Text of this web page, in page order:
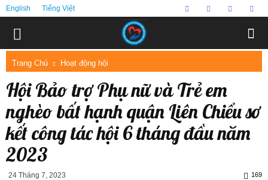
English Tiếng Việt
Trang Chủ Hoạt động hội
Hội Bảo trợ Phụ nữ và Trẻ em
nghèo bất hạnh quận Liên Chiểu sơ
kết công tác hội 6 tháng đầu năm
2023
24 Tháng 7, 2023 169